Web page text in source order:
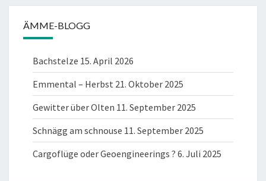
ÄMME-BLOGG
Bachstelze 15. April 2026
Emmental – Herbst 21. Oktober 2025
Gewitter über Olten 11. September 2025
Schnägg am schnouse 11. September 2025
Cargoflüge oder Geoengineerings ? 6. Juli 2025